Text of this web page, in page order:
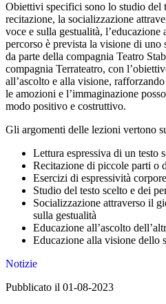
Obiettivi specifici sono lo studio del
recitazione, la socializzazione
voce e sulla gestualità,
percorso è prevista la visione di uno
da parte della compagnia Teatro
compagnia Terrateatro, con
all’ascolto e alla visione,
le amozioni e l’immaginazione
modo positivo e costruttivo.
Gli argomenti delle lezioni vertono
Lettura espressiva di un testo
Recitazione di piccole parti o
Esercizi di espressività
Studio del testo scelto e dei
Socializzazione attraverso il
sulla gestualità
Educazione all’ascolto
Educazione alla visione dello
Notizie
Pubblicato il 01-08-2023